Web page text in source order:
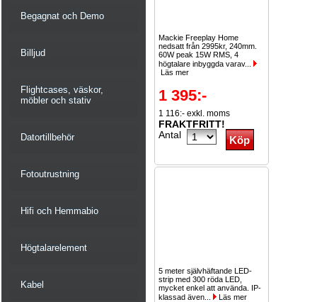
Begagnat och Demo
Billjud
Flightcases, väskor,
möbler och stativ
Datortillbehör
Fotoutrustning
Hifi och Hemmabio
Högtalarelement
Kabel
Mackie Freeplay Home
nedsatt från 2995kr, 240mm.
60W peak 15W RMS, 4
högtalare inbyggda varav...
Läs mer
1 395:-
1 116:- exkl. moms
FRAKTFRITT!
Antal
5 meter självhäftande LED-
strip med 300 röda LED,
mycket enkel att använda. IP-
klassad även...
Läs mer